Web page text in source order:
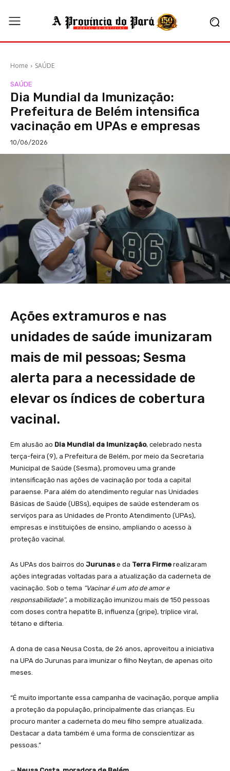
Home SAÚDE
SAÚDE
Dia Mundial da Imunização:
Prefeitura de Belém intensifica
vacinação em UPAs e empresas
10/06/2026
Ações extramuros e nas
unidades de saúde imunizaram
mais de mil pessoas; Sesma
alerta para a necessidade de
elevar os índices de cobertura
vacinal.
Em alusão ao Dia Mundial da Imunização, celebrado nesta
terça-feira (9), a Prefeitura de Belém, por meio da Secretaria
Municipal de Saúde (Sesma), promoveu uma grande
intensificação nas ações de vacinação por toda a capital
paraense. Para além do atendimento regular nas Unidades
Básicas de Saúde (UBSs), equipes de saúde estenderam os
serviços para as Unidades de Pronto Atendimento (UPAs),
empresas e instituições de ensino, ampliando o acesso à
proteção vacinal.
As UPAs dos bairros do Jurunase da Terra Firme realizaram
ações integradas voltadas para a atualização da caderneta de
vacinação. Sob o tema “Vacinar é um ato de amor e
responsabilidade”, a mobilização imunizou mais de 150 pessoas
com doses contra hepatite B, influenza (gripe), tríplice viral,
tétano e difteria.
A dona de casa Neusa Costa, de 26 anos, aproveitou a iniciativa
na UPA do Jurunas para imunizar o filho Neytan, de apenas oito
meses.
“É muito importante essa campanha de vacinação, porque amplia
a proteção da população, principalmente das crianças. Eu
procuro manter a caderneta do meu filho sempre atualizada.
Destacar a data também é uma forma de conscientizar as
pessoas.”